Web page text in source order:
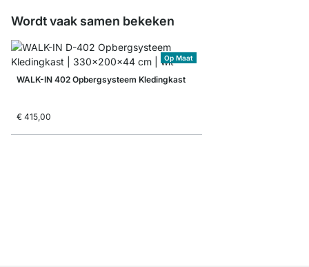
Wordt vaak samen bekeken
Op Maat
WALK-IN 402 Opbergsysteem Kledingkast
€ 415,00